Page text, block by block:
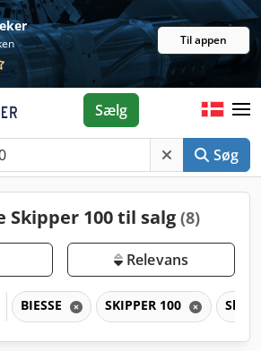
Til appen
Søg
Sælg
Skipper 100 til salg (8)
Relevans
BIESSE SKIPPER 100